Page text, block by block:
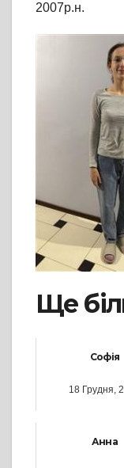
2007р.н.
Ще
Софія
18 Грудня,
Анна